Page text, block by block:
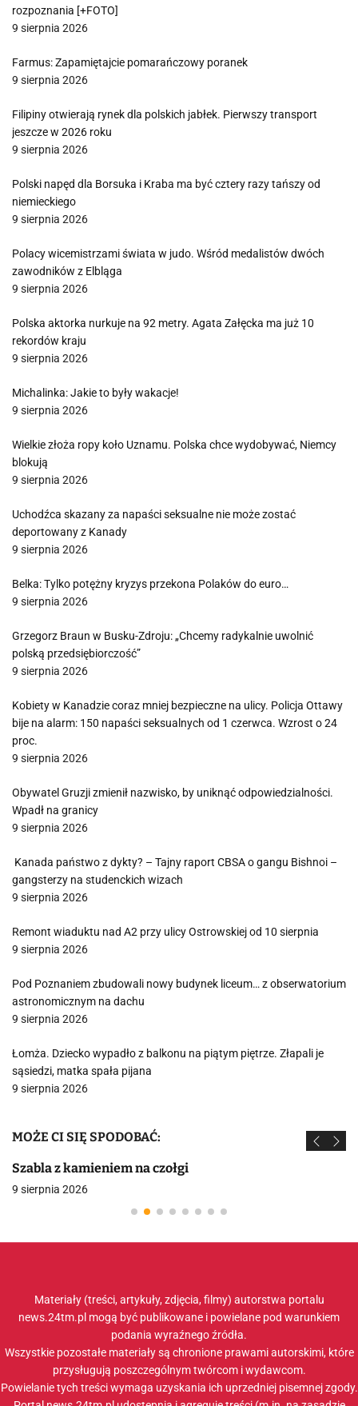
rozpoznania [+FOTO]
9 sierpnia 2026
Farmus: Zapamiętajcie pomarańczowy poranek
9 sierpnia 2026
Filipiny otwierają rynek dla polskich jabłek. Pierwszy transport
jeszcze w 2026 roku
9 sierpnia 2026
Polski napęd dla Borsuka i Kraba ma być cztery razy tańszy od
niemieckiego
9 sierpnia 2026
Polacy wicemistrzami świata w judo. Wśród medalistów dwóch
zawodników z Elbląga
9 sierpnia 2026
Polska aktorka nurkuje na 92 metry. Agata Załęcka ma już 10
rekordów kraju
9 sierpnia 2026
Michalinka: Jakie to były wakacje!
9 sierpnia 2026
Wielkie złoża ropy koło Uznamu. Polska chce wydobywać, Niemcy
blokują
9 sierpnia 2026
Uchodźca skazany za napaści seksualne nie może zostać
deportowany z Kanady
9 sierpnia 2026
Belka: Tylko potężny kryzys przekona Polaków do euro…
9 sierpnia 2026
Grzegorz Braun w Busku-Zdroju: „Chcemy radykalnie uwolnić
polską przedsiębiorczość”
9 sierpnia 2026
Kobiety w Kanadzie coraz mniej bezpieczne na ulicy. Policja Ottawy
bije na alarm: 150 napaści seksualnych od 1 czerwca. Wzrost o 24
proc.
9 sierpnia 2026
Obywatel Gruzji zmienił nazwisko, by uniknąć odpowiedzialności.
Wpadł na granicy
9 sierpnia 2026
Kanada państwo z dykty? – Tajny raport CBSA o gangu Bishnoi –
gangsterzy na studenckich wizach
9 sierpnia 2026
Remont wiaduktu nad A2 przy ulicy Ostrowskiej od 10 sierpnia
9 sierpnia 2026
Pod Poznaniem zbudowali nowy budynek liceum… z obserwatorium
astronomicznym na dachu
9 sierpnia 2026
Łomża. Dziecko wypadło z balkonu na piątym piętrze. Złapali je
sąsiedzi, matka spała pijana
9 sierpnia 2026
MOŻE CI SIĘ SPODOBAĆ:
Szabla z kamieniem na czołgi
9 sierpnia 2026
Materiały (treści, artykuły, zdjęcia, filmy) autorstwa portalu
news.24tm.pl mogą być publikowane i powielane pod warunkiem
podania wyraźnego źródła.
Wszystkie pozostałe materiały są chronione prawami autorskimi, które
przysługują poszczególnym twórcom i wydawcom.
Powielanie tych treści wymaga uzyskania ich uprzedniej pisemnej zgody.